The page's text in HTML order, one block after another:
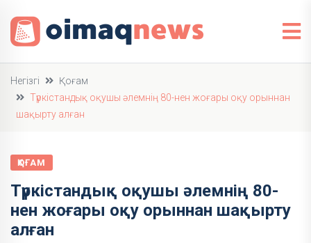
Негізгі
Қоғам
Түркістандық оқушы әлемнің 80-нен жоғары оқу орыннан
шақырту алған
ҚОҒАМ
Түркістандық оқушы әлемнің 80-
нен жоғары оқу орыннан шақырту
алған